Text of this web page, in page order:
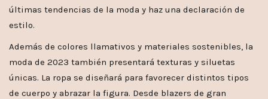
últimas tendencias de la moda y haz una declaración de
estilo.
Además de colores llamativos y materiales sostenibles, la
moda de 2023 también presentará texturas y siluetas
únicas. La ropa se diseñará para favorecer distintos tipos
de cuerpo y abrazar la figura. Desde blazers de gran